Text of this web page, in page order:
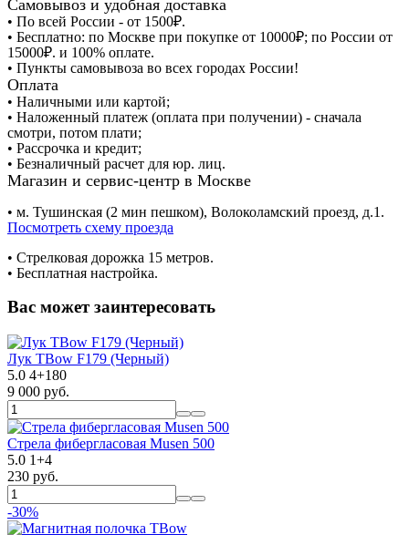
Самовывоз и удобная доставка
• По всей России - от 1500₽.
• Бесплатно: по Москве при покупке от 10000₽; по России от
15000₽. и 100% оплате.
• Пункты самовывоза во всех городах России!
Оплата
• Наличными или картой;
• Наложенный платеж (оплата при получении) - сначала
смотри, потом плати;
• Рассрочка и кредит;
• Безналичный расчет для юр. лиц.
Магазин и сервис-центр в Москве
• м. Тушинская (2 мин пешком), Волоколамский проезд, д.1.
Посмотреть схему проезда
• Cтрелковая дорожка 15 метров.
• Бесплатная настройка.
Вас может заинтересовать
Лук TBow F179 (Черный)
5.0 4+180
9 000 руб.
Стрела фибергласовая Musen 500
5.0 1+4
230 руб.
-30%